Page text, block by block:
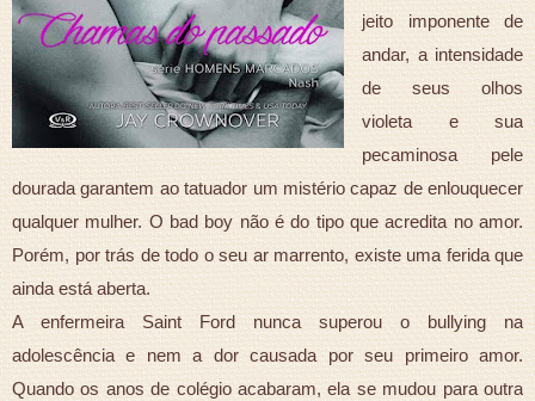
jeito imponente de
andar, a intensidade
de seus olhos
violeta e sua
pecaminosa pele
dourada garantem ao tatuador um mistério capaz de enlouquecer
qualquer mulher. O bad boy não é do tipo que acredita no amor.
Porém, por trás de todo o seu ar marrento, existe uma ferida que
ainda está aberta.
A enfermeira Saint Ford nunca superou o bullying na
adolescência e nem a dor causada por seu primeiro amor.
Quando os anos de colégio acabaram, ela se mudou para outra